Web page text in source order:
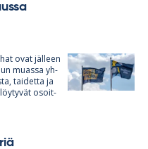
ovat jäl­leen
muassa yh­
tai­detta ja
löy­ty­vät osoit­